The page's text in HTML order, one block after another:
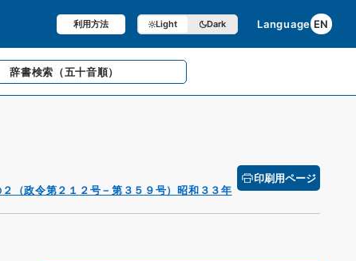
利用方法 Light Dark Language EN
辞書検索 （五十音順）
（政令第２１２号－第３５９号）昭和３３年
印刷用ページ